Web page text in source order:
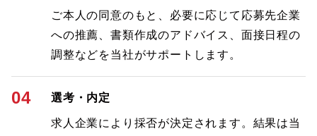
ご本人の同意のもと、必要に応じて応募先企業
への推薦、書類作成のアドバイス、面接日程の
調整などを当社がサポートします。
04 選考・内定
求人企業により採否が決定されます。結果は当